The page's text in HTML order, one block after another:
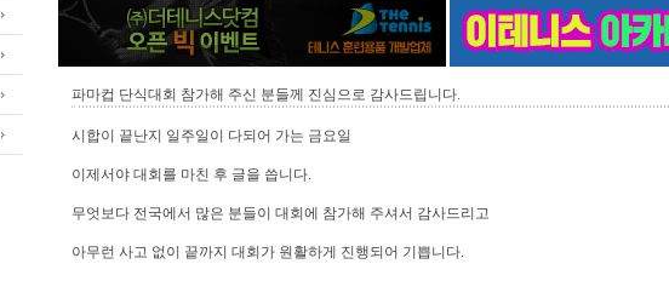
파마컵 단식대회 참가해 주신 분들께 진심으로 감사드립니다.
시합이 끝난지 일주일이 다되어 가는 금요일
이제서야 대회를 마친 후 글을 씁니다.
무엇보다 전국에서 많은 분들이 대회에 참가해 주셔서 감사드리고
아무런 사고 없이 끝까지 대회가 원활하게 진행되어 기쁩니다.